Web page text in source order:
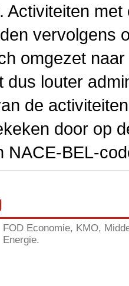
Activiteiten
vervolgens
omgezet
dus louter
de
door op
NACE-BEL-
FOD Economie, KMO,
Energie.